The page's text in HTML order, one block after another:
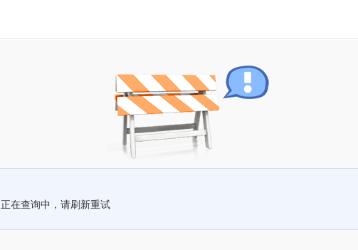
正在查询中，请刷新重试